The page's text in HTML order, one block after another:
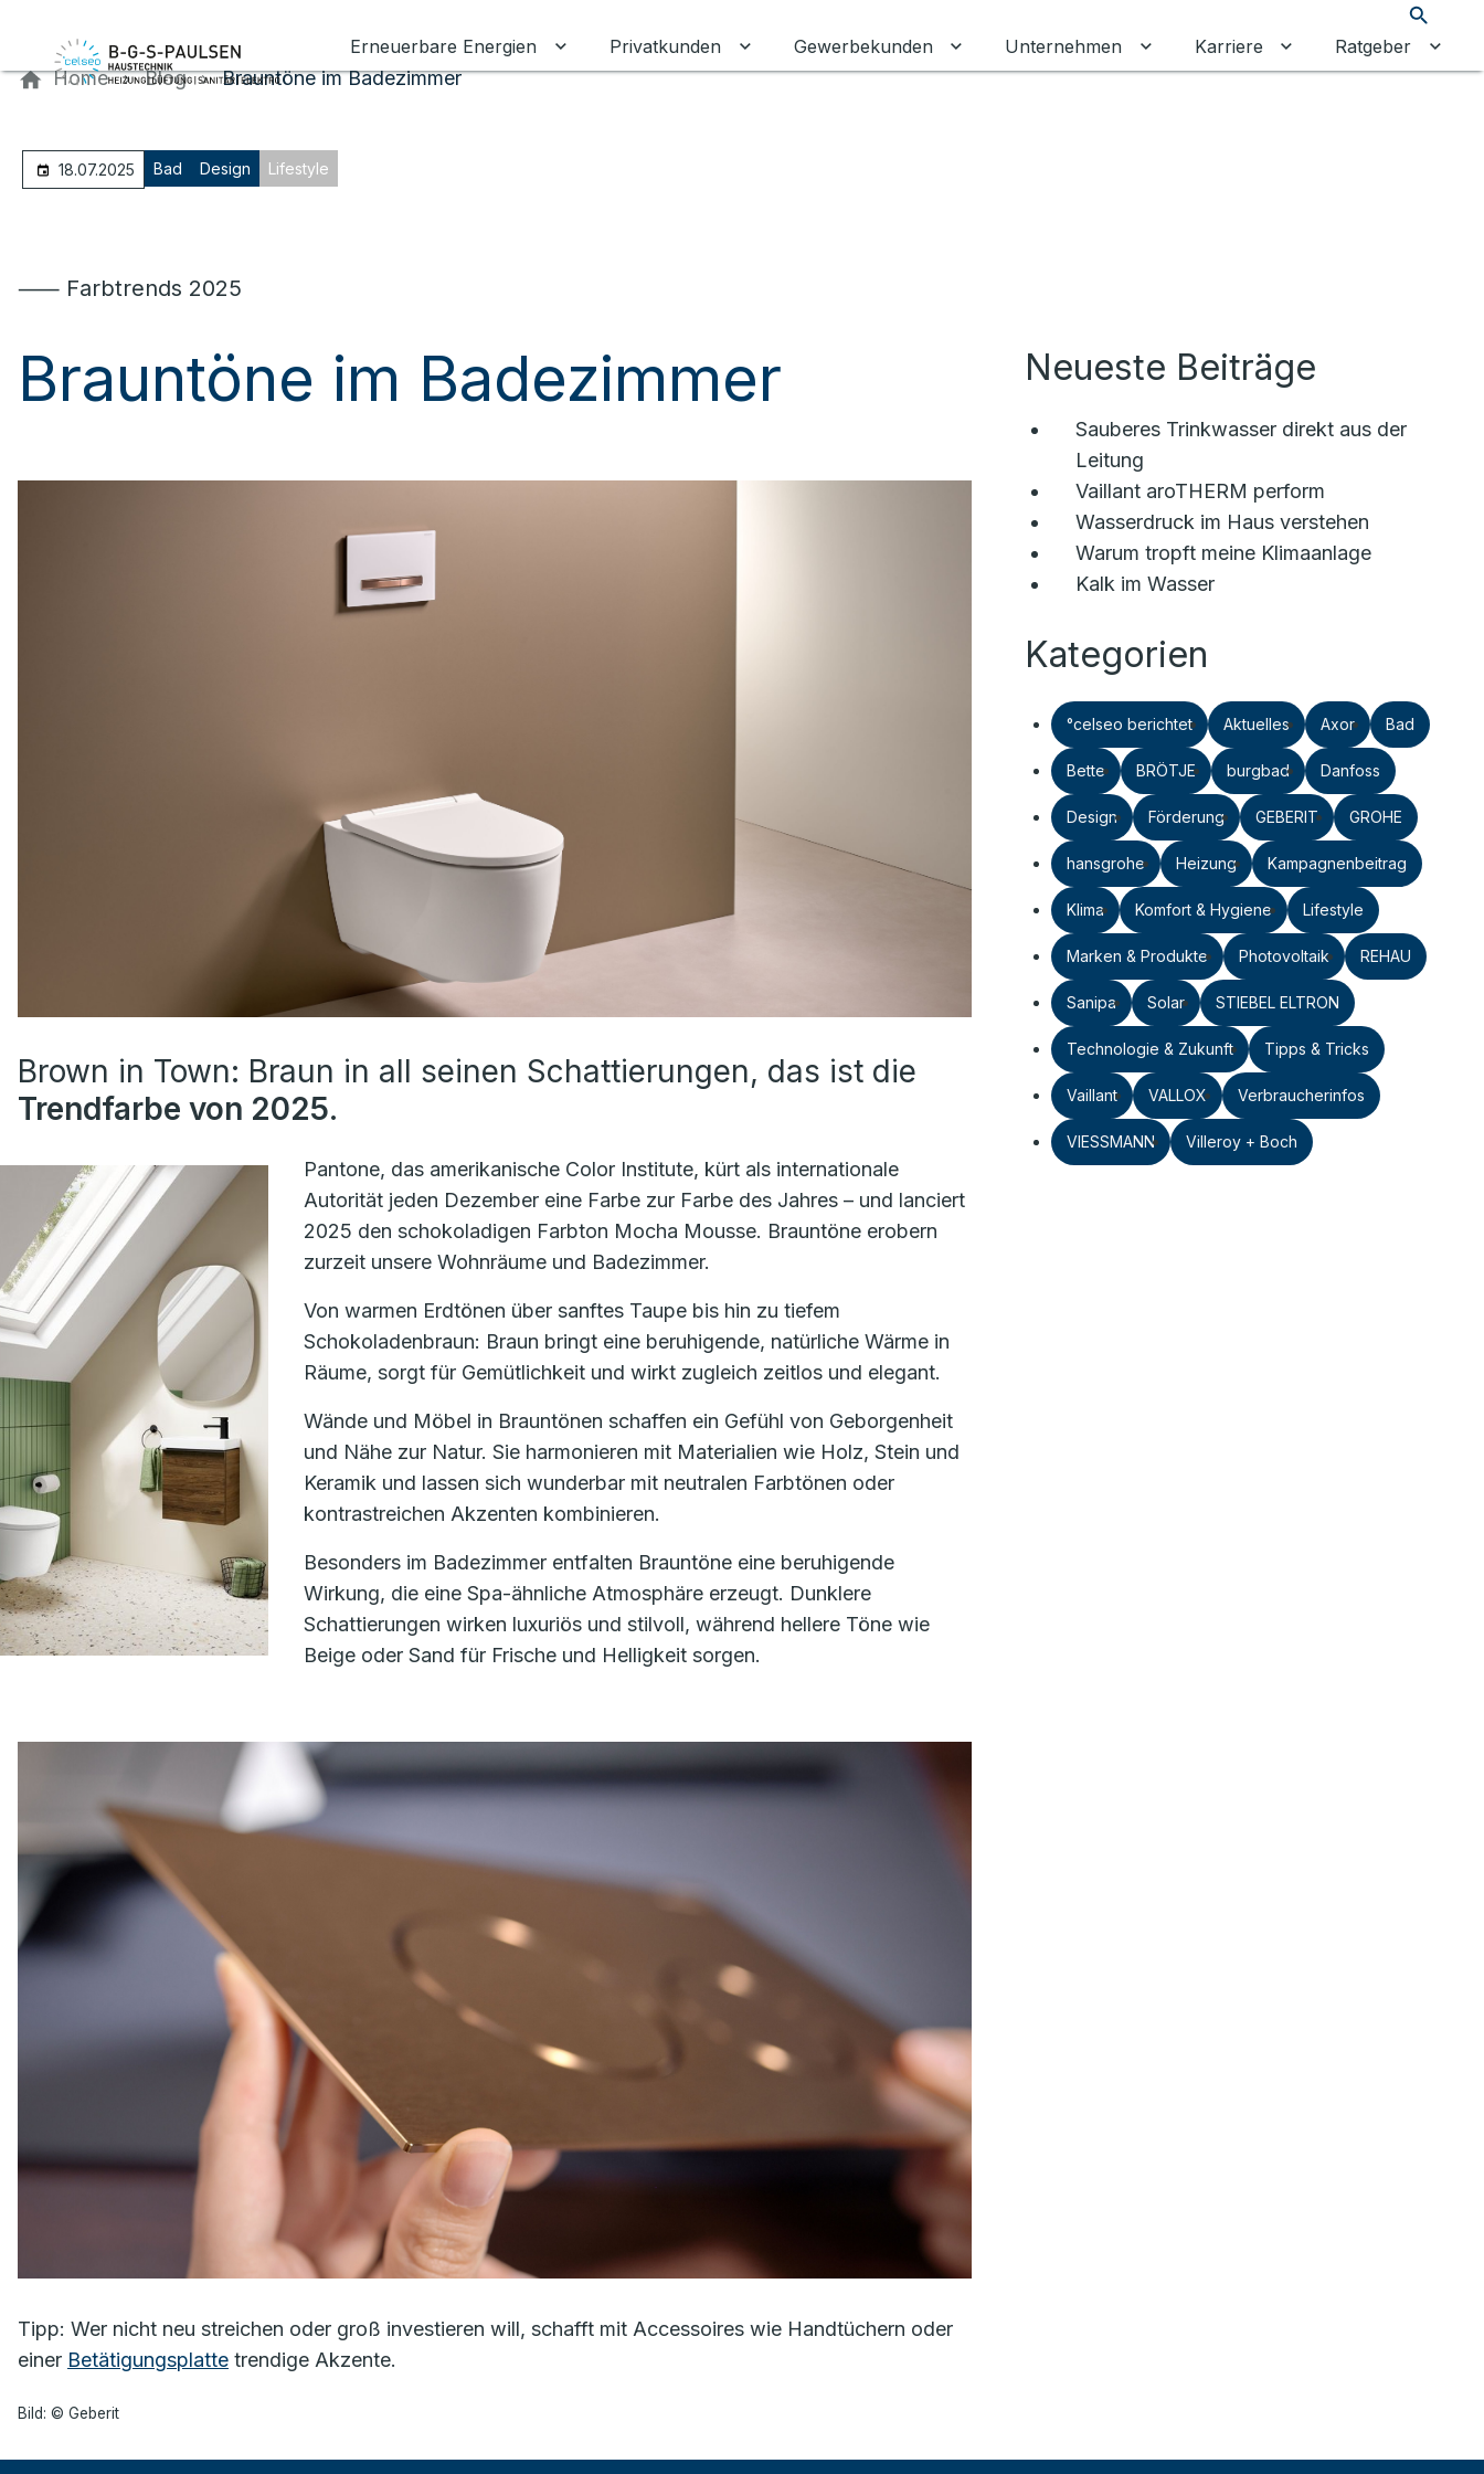
Erneuerbare Energien
Untermenü für Erneuerbare Energien umschalten
Privatkunden Untermenü für Privatkunden umschalten
Gewerbekunden Untermenü für Gewerbekunden umschalten
Unternehmen Untermenü für Unternehmen
Karriere Untermenü für
Ratgeber
Home Blog Brauntöne im Badezimmer
18.07.2025 Bad Design Lifestyle
⸺ Farbtrends 2025
Brauntöne im Badezimmer
Brown in Town: Braun in all seinen Schattierungen, das ist die
Trendfarbe von 2025.
Pantone, das amerikanische Color Institute, kürt als internationale
Autorität jeden Dezember eine Farbe zur Farbe des Jahres – und lanciert
2025 den schokoladigen Farbton Mocha Mousse. Brauntöne erobern
zurzeit unsere Wohnräume und Badezimmer.
Von warmen Erdtönen über sanftes Taupe bis hin zu tiefem
Schokoladenbraun: Braun bringt eine beruhigende, natürliche Wärme in
Räume, sorgt für Gemütlichkeit und wirkt zugleich zeitlos und elegant.
Wände und Möbel in Brauntönen schaffen ein Gefühl von Geborgenheit
und Nähe zur Natur. Sie harmonieren mit Materialien wie Holz, Stein und
Keramik und lassen sich wunderbar mit neutralen Farbtönen oder
kontrastreichen Akzenten kombinieren.
Besonders im Badezimmer entfalten Brauntöne eine beruhigende
Wirkung, die eine Spa-ähnliche Atmosphäre erzeugt. Dunklere
Schattierungen wirken luxuriös und stilvoll, während hellere Töne wie
Beige oder Sand für Frische und Helligkeit sorgen.
Tipp: Wer nicht neu streichen oder groß investieren will, schafft mit Accessoires wie Handtüchern oder
einer Betätigungsplatte trendige Akzente.
Bild: © Geberit
Neueste Beiträge
Sauberes Trinkwasser direkt aus der
Leitung
Vaillant aroTHERM perform
Wasserdruck im Haus verstehen
Warum tropft meine Klimaanlage
Kalk im Wasser
Kategorien
°celseo berichtet Aktuelles Axor Bad
Bette BRÖTJE burgbad Danfoss
Design Förderung GEBERIT GROHE
hansgrohe Heizung Kampagnenbeitrag
Klima Komfort & Hygiene Lifestyle
Marken & Produkte Photovoltaik REHAU
Sanipa Solar STIEBEL ELTRON
Technologie & Zukunft Tipps & Tricks
Vaillant VALLOX Verbraucherinfos
VIESSMANN Villeroy + Boch